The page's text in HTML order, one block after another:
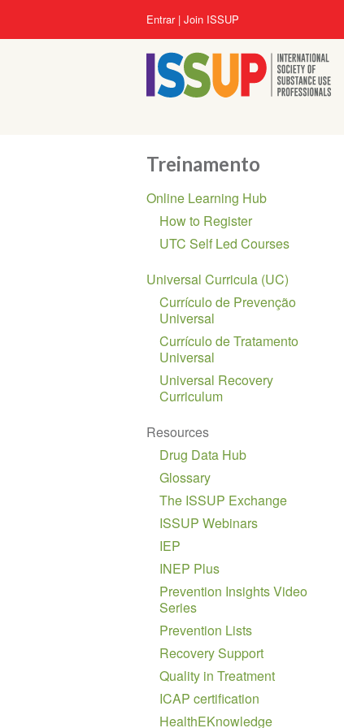
Menu
da
conta
do
usuário
Entrar Join ISSUP
Treinamento
Seção
de
Navegação
Online Learning Hub
How to Register
UTC Self Led Courses
Universal Curricula (UC)
Currículo de Prevenção
Universal
Currículo de Tratamento
Universal
Universal Recovery
Curriculum
Resources
Drug Data Hub
Glossary
The ISSUP Exchange
ISSUP Webinars
IEP
INEP Plus
Prevention Insights Video
Series
Prevention Lists
Recovery Support
Quality in Treatment
ICAP certification
HealthEKnowledge